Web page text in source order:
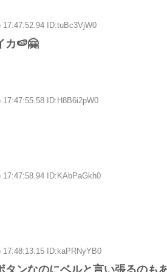
17:47:52.94 ID:tuBc3VjW0
カ🍉🤗
17:47:55.58 ID:H8B6i2pW0
17:47:58.94 ID:KAbPaGkh0
17:48:13.15 ID:kaPRNyYB0